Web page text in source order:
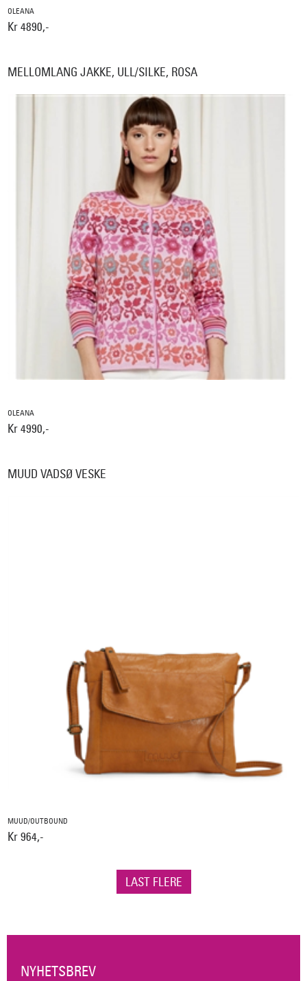
OLEANA
Kr 4890,-
MELLOMLANG JAKKE, ULL/SILKE, ROSA
OLEANA
Kr 4990,-
MUUD VADSØ VESKE
MUUD/OUTBOUND
Kr 964,-
LAST FLERE
NYHETSBREV